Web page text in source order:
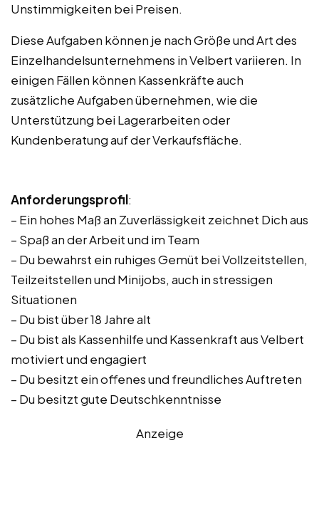
Unstimmigkeiten bei Preisen.
Diese Aufgaben können je nach Größe und Art des
Einzelhandelsunternehmens in Velbert variieren. In
einigen Fällen können Kassenkräfte auch
zusätzliche Aufgaben übernehmen, wie die
Unterstützung bei Lagerarbeiten oder
Kundenberatung auf der Verkaufsfläche.
Anforderungsprofil:
– Ein hohes Maß an Zuverlässigkeit zeichnet Dich aus
– Spaß an der Arbeit und im Team
– Du bewahrst ein ruhiges Gemüt bei Vollzeitstellen,
Teilzeitstellen und Minijobs, auch in stressigen
Situationen
– Du bist über 18 Jahre alt
– Du bist als Kassenhilfe und Kassenkraft aus Velbert
motiviert und engagiert
– Du besitzt ein offenes und freundliches Auftreten
– Du besitzt gute Deutschkenntnisse
Anzeige